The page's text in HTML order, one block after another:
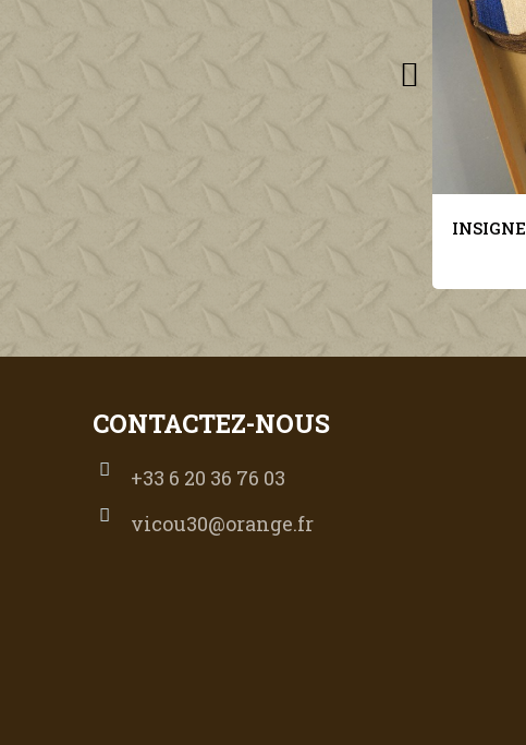
90,00 €
54,00 €
CONTACTEZ-NOUS
+33 6 20 36 76 03
vicou30@orange.fr